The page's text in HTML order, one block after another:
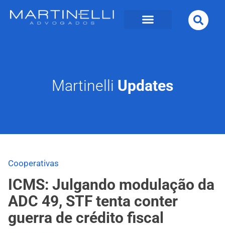
Martinelli Updates
Cooperativas
ICMS: Julgando modulação da
ADC 49, STF tenta conter
guerra de crédito fiscal